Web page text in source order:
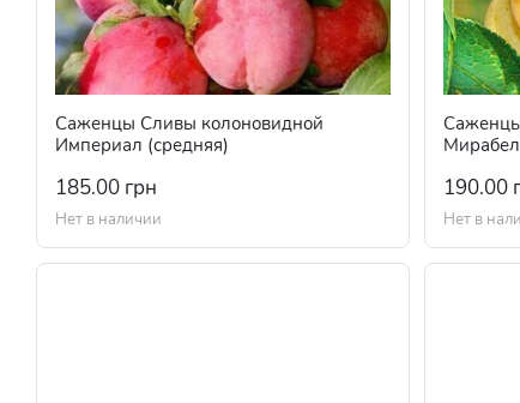
Саженцы Сливы колоновидной
Империал (средняя)
185.00 грн
Нет в наличии
190.00
Нет в